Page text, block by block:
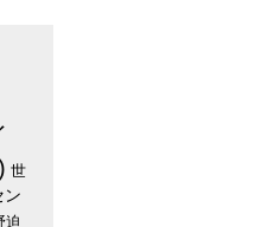
世
ン
迫